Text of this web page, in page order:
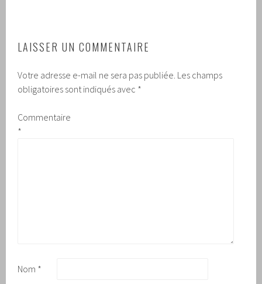
LAISSER UN COMMENTAIRE
Votre adresse e-mail ne sera pas publiée. Les champs
obligatoires sont indiqués avec *
Commentaire
*
Nom *